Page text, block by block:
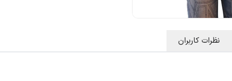
نظرات کاربران